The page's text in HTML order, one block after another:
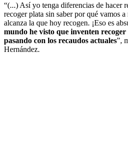
“(...) Así yo tenga diferencias de hacer
recoger plata sin saber por qué vamos
alcanza la que hoy recogen. ¡Eso es
mundo he visto que inventen recoger
pasando con los recaudos actuales”,
Hernández.